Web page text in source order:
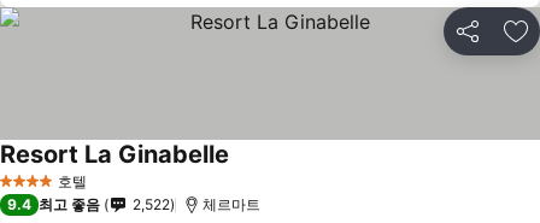
공유 즐
4 성급 호텔
Resort La Ginabelle
9.4 최고 좋음 2,522 체르마트